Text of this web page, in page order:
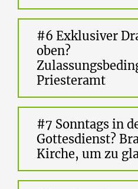
#6 Exklusiver
oben?
Priesteramt
#7 Sonntags in
Gottesdienst?
Kirche, um zu